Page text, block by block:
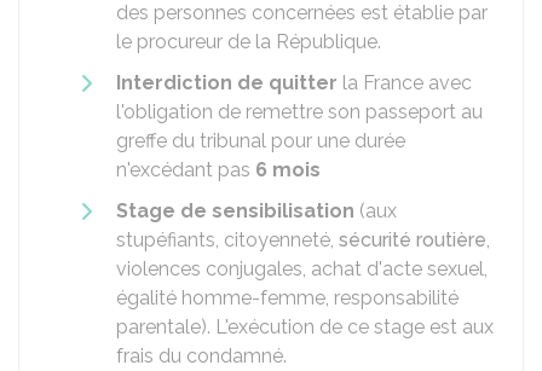
des personnes concernées est établie par
le procureur de la République.
Interdiction de quitter la France avec
l'obligation de remettre son passeport au
greffe du tribunal pour une durée
n'excédant pas 6 mois
Stage de sensibilisation (aux
stupéfiants, citoyenneté, sécurité routière,
violences conjugales, achat d'acte sexuel,
égalité homme-femme, responsabilité
parentale). L'exécution de ce stage est aux
frais du condamné.